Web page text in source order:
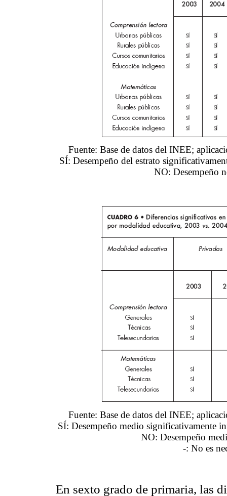
Fuente: Base de datos del INEE;
SÍ: Desempeño del estrato
NO: Desempeño
Fuente: Base de datos del INEE;
SÍ: Desempeño medio significativamente
NO: Desempeño
-: No es
En sexto grado de primaria, las